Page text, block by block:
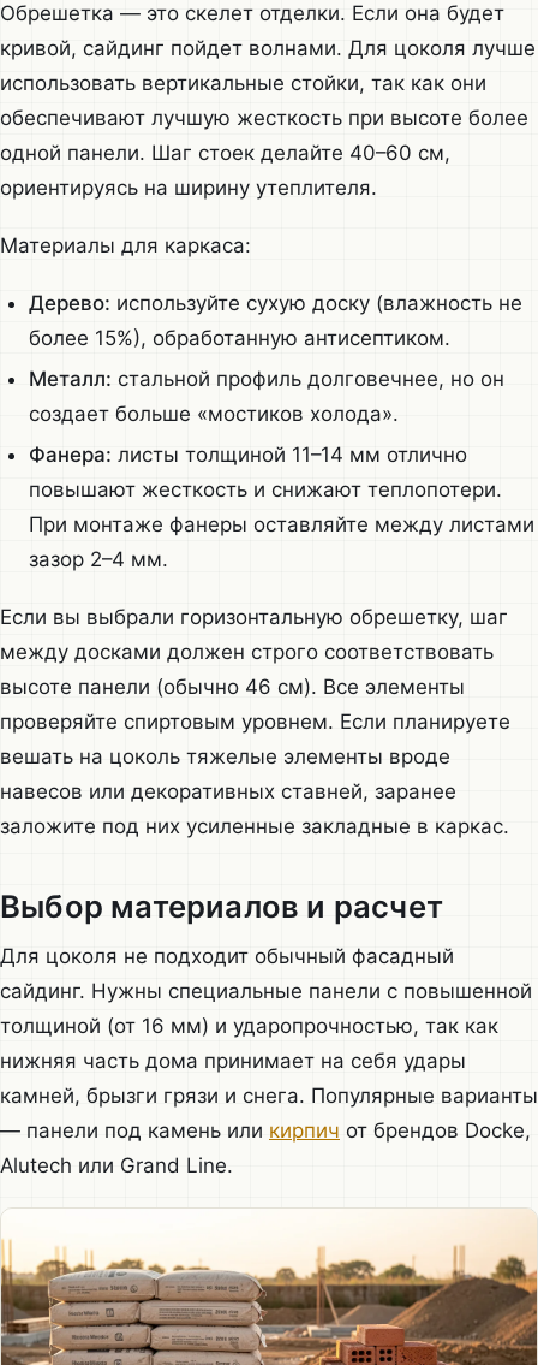
Обрешетка — это скелет отделки. Если она будет
кривой, сайдинг пойдет волнами. Для цоколя лучше
использовать вертикальные стойки, так как они
обеспечивают лучшую жесткость при высоте более
одной панели. Шаг стоек делайте 40–60 см,
ориентируясь на ширину утеплителя.
Материалы для каркаса:
Дерево: используйте сухую доску (влажность не
более 15%), обработанную антисептиком.
Металл: стальной профиль долговечнее, но он
создает больше «мостиков холода».
Фанера: листы толщиной 11–14 мм отлично
повышают жесткость и снижают теплопотери.
При монтаже фанеры оставляйте между листами
зазор 2–4 мм.
Если вы выбрали горизонтальную обрешетку, шаг
между досками должен строго соответствовать
высоте панели (обычно 46 см). Все элементы
проверяйте спиртовым уровнем. Если планируете
вешать на цоколь тяжелые элементы вроде
навесов или декоративных ставней, заранее
заложите под них усиленные закладные в каркас.
Выбор материалов и расчет
Для цоколя не подходит обычный фасадный
сайдинг. Нужны специальные панели с повышенной
толщиной (от 16 мм) и ударопрочностью, так как
нижняя часть дома принимает на себя удары
камней, брызги грязи и снега. Популярные варианты
— панели под камень или кирпич от брендов Docke,
Alutech или Grand Line.